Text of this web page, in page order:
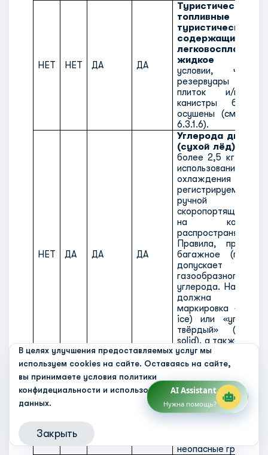
В целях улучшения предоставляемых услуг мы
используем cookies на сайте. Оставаясь на сайте,
вы принимаете условия политики
конфидециальности и использования персональных
данных.
Закрыть
НЕТ НЕТ ДА ДА
Туристические
топливные
туристических
содержащие
жидкое
условии, что
резервуары
плиток и/или
канистры были
осушены (см.
6.3.1.6).
НЕТ ДА ДА ДА
Углерода
(сухой лёд)
более 2,5 кг на
использовании
охлаждения
регистрируемом
ручной
скоропортящихся
на
распространяются
Правила, при
багажное
допускает
газообразного
углерода. На
должна
маркировка
ice) или
твёрдый»
solid), а также
нетто сухого льда
о том, что
Упаковки
содержащие
жидкий азот
полностью
неопасные грузы.
AI Assistant
Нужна помощь?